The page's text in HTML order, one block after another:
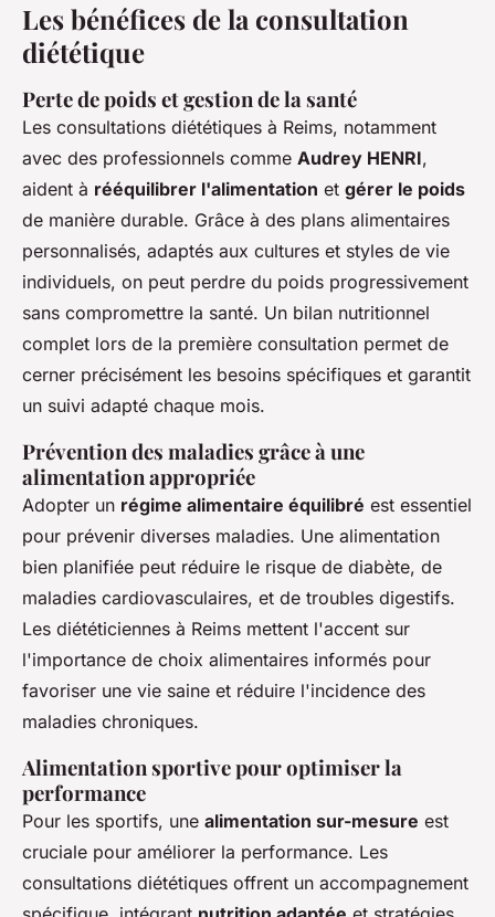
Les bénéfices de la consultation
diététique
Perte de poids et gestion de la santé
Les consultations diététiques à Reims, notamment
avec des professionnels comme Audrey HENRI,
aident à rééquilibrer l'alimentation et gérer le poids
de manière durable. Grâce à des plans alimentaires
personnalisés, adaptés aux cultures et styles de vie
individuels, on peut perdre du poids progressivement
sans compromettre la santé. Un bilan nutritionnel
complet lors de la première consultation permet de
cerner précisément les besoins spécifiques et garantit
un suivi adapté chaque mois.
Prévention des maladies grâce à une
alimentation appropriée
Adopter un régime alimentaire équilibré est essentiel
pour prévenir diverses maladies. Une alimentation
bien planifiée peut réduire le risque de diabète, de
maladies cardiovasculaires, et de troubles digestifs.
Les diététiciennes à Reims mettent l'accent sur
l'importance de choix alimentaires informés pour
favoriser une vie saine et réduire l'incidence des
maladies chroniques.
Alimentation sportive pour optimiser la
performance
Pour les sportifs, une alimentation sur-mesure est
cruciale pour améliorer la performance. Les
consultations diététiques offrent un accompagnement